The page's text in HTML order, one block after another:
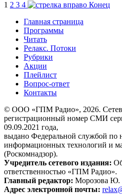
1 2 3 4
Конец
Главная страница
Программы
Читать
Релакс. Потоки
Рубрики
Акции
Плейлист
Вопрос-ответ
Контакты
© ООО «ГПМ Радио», 2026.
регистрационный номер СМИ
09.09.2021 года,
выдано Федеральной службой по
информационных технологий и
(Роскомнадзор).
Учредитель сетевого издания:
ответственностью «ГПМ Радио».
Главный редактор: Морозова Ю.
Адрес электронной почты: